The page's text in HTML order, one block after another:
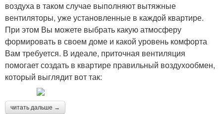
воздуха в таком случае выполняют вытяжные
вентиляторы, уже установленные в каждой квартире.
При этом Вы можете выбрать какую атмосферу
формировать в своем доме и какой уровень комфорта
Вам требуется. В идеале, приточная вентиляция
помогает создать в квартире правильный воздухообмен,
который выглядит вот так:
читать дальше →